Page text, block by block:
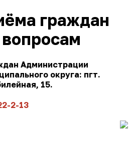
граждан
Администрации
округа: пгт.
15.
2-13